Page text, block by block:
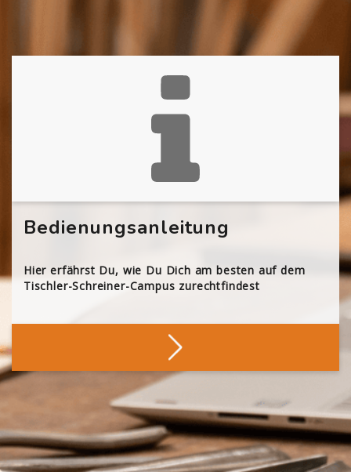
Bedienungsanleitung
Hier erfährst Du, wie Du Dich am besten auf dem
Tischler-Schreiner-Campus zurechtfindest